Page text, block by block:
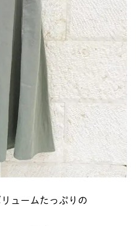
ュームたっぷりの